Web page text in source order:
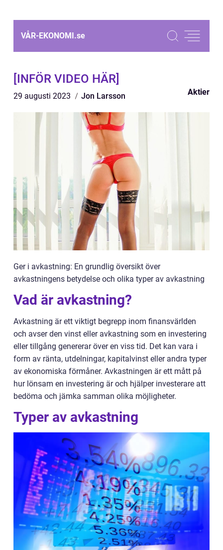
VÅR-EKONOMI.se
[INFÖR VIDEO HÄR]
29 augusti 2023 Jon Larsson Aktier
Ger i avkastning: En grundlig översikt över
avkastningens betydelse och olika typer av avkastning
Vad är avkastning?
Avkastning är ett viktigt begrepp inom finansvärlden
och avser den vinst eller avkastning som en investering
eller tillgång genererar över en viss tid. Det kan vara i
form av ränta, utdelningar, kapitalvinst eller andra typer
av ekonomiska förmåner. Avkastningen är ett mått på
hur lönsam en investering är och hjälper investerare att
bedöma och jämka samman olika möjligheter.
Typer av avkastning